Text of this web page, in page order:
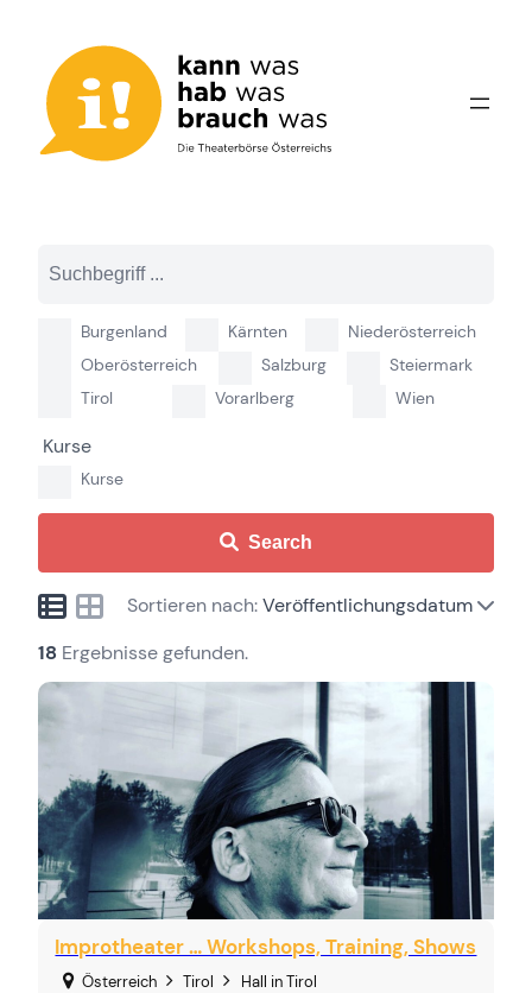
springen
Burgenland Kärnten
Niederösterreich
Oberösterreich
Salzburg
Steiermark
Tirol
Vorarlberg Wien
Kurse
Kurse
Search
Sortieren nach:Veröffentlichungsdatum
18 Ergebnisse gefunden.
Improtheater … Workshops, Training, Shows
Österreich Tirol
Hall in Tirol